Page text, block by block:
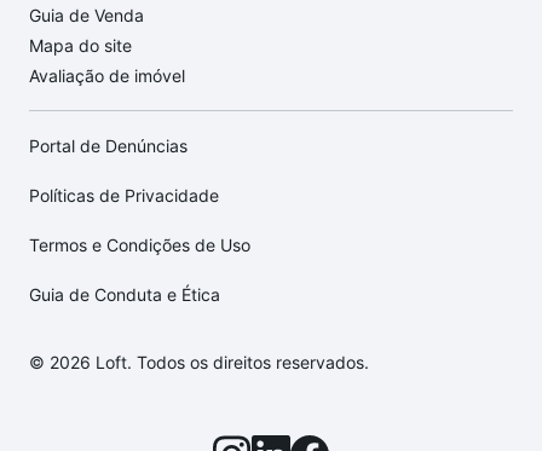
Guia de Venda
Mapa do site
Avaliação de imóvel
Portal de Denúncias
Políticas de Privacidade
Termos e Condições de Uso
Guia de Conduta e Ética
© 2026 Loft. Todos os direitos reservados.